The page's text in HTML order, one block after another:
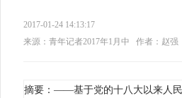
2017-01-24 14:13:17
来源：青年记者2017年1月中
作者：赵强
摘要：——基于党的十八大以来人